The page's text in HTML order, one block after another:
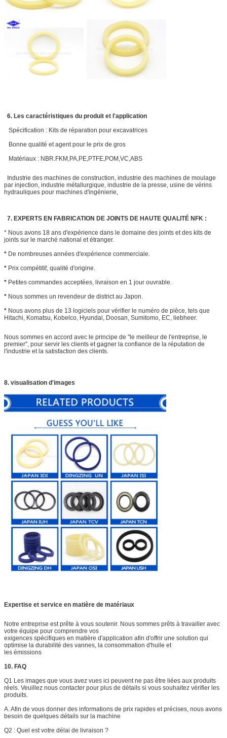
6. Les caractéristiques du produit et l'application
Spécification : Kits de réparation pour excavatrices
Bonne qualité et agent pour le prix de gros
Matériaux : NBR.FKM,PA,PE,PTFE,POM,VC,ABS
Industrie des machines de construction, industrie des machines de moulage
par injection, industrie métallurgique, industrie de la presse, usine de vérins
hydrauliques pour machines d'ingénierie,
7. EXPERTS EN FABRICATION DE JOINTS DE HAUTE QUALITÉ NFK :
* Nous avons 18 ans d'expérience dans le domaine des joints et des kits de
joints sur le marché national et étranger.
* De nombreuses années d'expérience commerciale.
* Prix compétitif, qualité d'origine.
* Petites commandes acceptées, livraison en 1 jour ouvrable.
* Nous sommes un revendeur de district au Japon.
* Nous avons plus de 13 logiciels pour vérifier le numéro de pièce, tels que
Hitachi, Komatsu, Kobelco, Hyundai, Doosan, Sumitomo, EC, liebheer.
Nous sommes en accord avec le principe de "le meilleur de l'entreprise, le
premier", pour servir les clients et gagner la confiance de la réputation de
l'industrie et la satisfaction des clients.
8. visualisation d'images
Expertise et service en matière de matériaux
Notre entreprise est prête à vous soutenir. Nous sommes prêts à travailler avec
votre équipe pour comprendre vos
exigences spécifiques en matière d'application afin d'offrir une solution qui
optimise la durabilité des vannes, la consommation d'huile et
les émissions
10. FAQ
Q1 Les images que vous avez vues ici peuvent ne pas être liées aux produits
réels. Veuillez nous contacter pour plus de détails si vous souhaitez vérifier les
produits.
A. Afin de vous donner des informations de prix rapides et précises, nous avons
besoin de quelques détails sur la machine
Q2 : Quel est votre délai de livraison ?